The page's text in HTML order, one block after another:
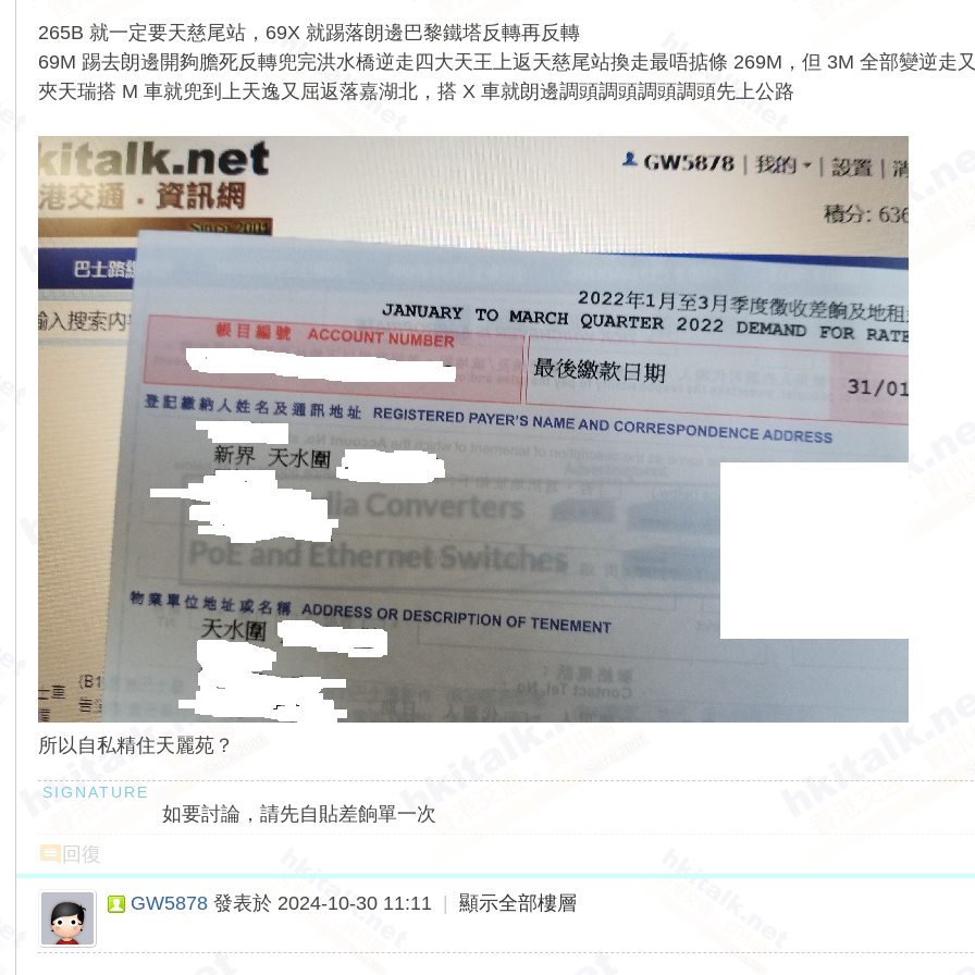
265B 就一定要天慈尾站，69X 就踢落朗邊巴黎鐵塔反轉再反轉
69M 踢去朗邊開夠膽死反轉兜完洪水橋逆走四大天王上返天慈尾站換走最唔掂條 269M，但 3M 全部變逆走
夾天瑞搭 M 車就兜到上天逸又屈返落嘉湖北，搭 X 車就朗邊調頭調頭調頭調頭先上公路
所以自私精住天麗苑？
如要討論，請先自貼差餉單一次
回復
GW5878 發表於 2024-10-30 11:11 顯示全部樓層